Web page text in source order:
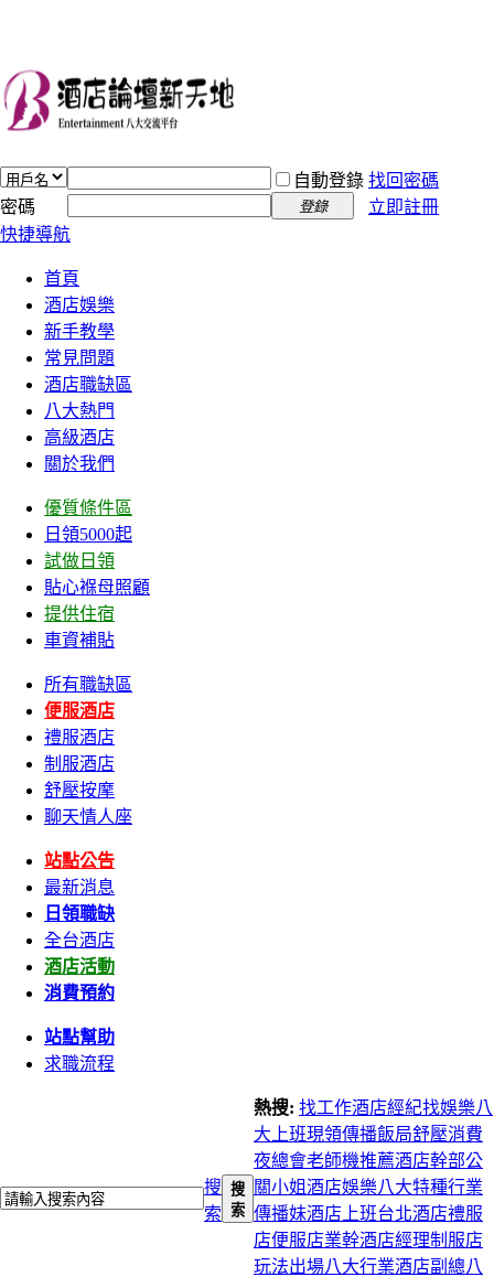
自動登錄 找回密碼
密碼
登錄
立即註冊
快捷導航
首頁
酒店娛樂
新手教學
常見問題
酒店職缺區
八大熱門
高級酒店
關於我們
優質條件區
日領5000起
試做日領
貼心褓母照顧
提供住宿
車資補貼
所有職缺區
便服酒店
禮服酒店
制服酒店
舒壓按摩
聊天情人座
站點公告
最新消息
日領職缺
全台酒店
酒店活動
消費預約
站點幫助
求職流程
搜
索
搜
索
熱搜: 找工作酒店經紀找娛樂八
大上班現領傳播飯局舒壓消費
夜總會老師機推薦酒店幹部公
關小姐酒店娛樂八大特種行業
傳播妹酒店上班台北酒店禮服
店便服店業幹酒店經理制服店
玩法出場八大行業酒店副總八